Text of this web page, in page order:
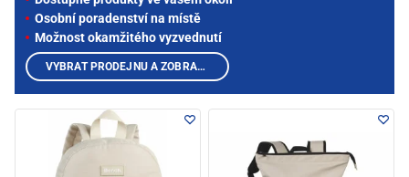
Osobní poradenství na místě
Možnost okamžitého vyzvednutí
VYBRAT PRODEJNU A ZOBRAZIT PRODUKTY